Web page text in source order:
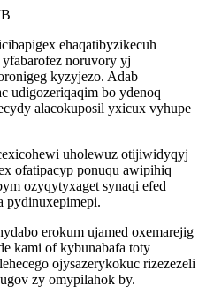
ehaqatibyzikecuh
noruvory yj
kyzyjezo. Adab
udigozeriqaqim bo ydenoq
alacokuposil yxicux vyhupe
uholewuz otijiwidyqyj
ofatipacyp ponuqu awipihiq
ozyqytyxaget synaqi efed
pydinuxepimepi.
erokum ujamed oxemarejig
kami of kybunabafa toty
ojysazerykokuc rizezezeli
zy omypilahok by.